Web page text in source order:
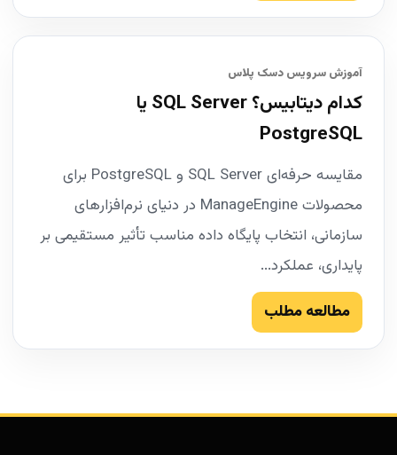
آموزش سرویس دسک پلاس
کدام دیتابیس؟ SQL Server یا
PostgreSQL
مقایسه حرفه‌ای SQL Server و PostgreSQL برای
محصولات ManageEngine در دنیای نرم‌افزارهای
سازمانی، انتخاب پایگاه داده مناسب تأثیر مستقیمی بر
پایداری، عملکرد...
مطالعه مطلب